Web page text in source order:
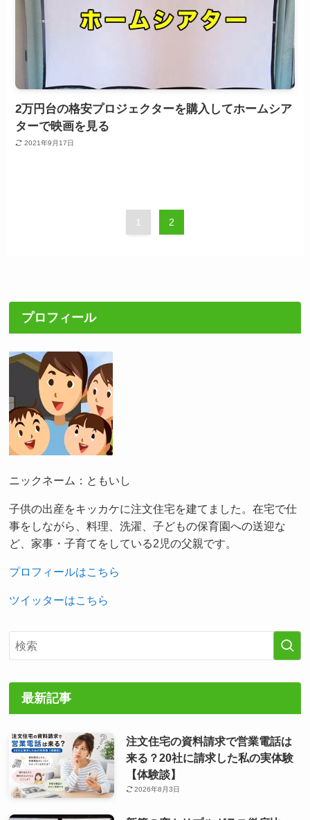
2万円台の格安プロジェクターを購入してホームシア
ターで映画を見る
2021年9月17日
1 2
プロフィール
ニックネーム：ともいし
子供の出産をキッカケに注文住宅を建てました。在宅で仕
事をしながら、料理、洗濯、子どもの保育園への送迎な
ど、家事・子育てをしている2児の父親です。
プロフィールはこちら
ツイッターはこちら
最新記事
注文住宅の資料請求で営業電話は
来る？20社に請求した私の実体験
【体験談】
2026年8月3日